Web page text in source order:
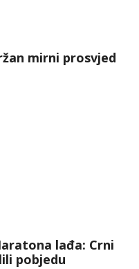
mirni prosvjed
lađa: Crni
pobjedu